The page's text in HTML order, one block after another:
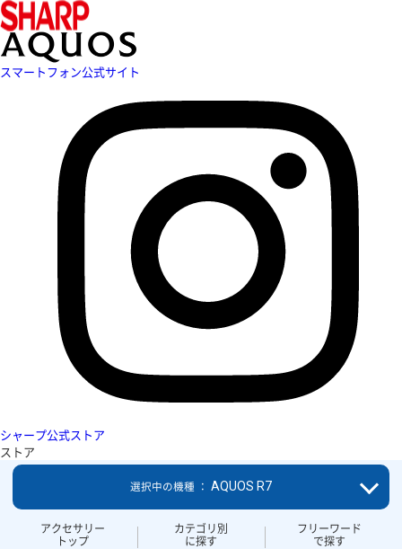
スマートフォン公式サイト
シャープ公式ストア
ストア
アクセサリー
トップ
カテゴリ別
に探す
フリーワード
で探す
選択中の機種 ： AQUOS R7